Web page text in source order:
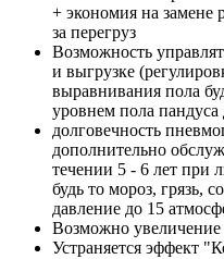
+ экономия на
за перегруз
Возможность
и выгрузке
выравнивания пола
уровнем пола пандуса
долговечность
дополнительно
течении 5 - 6 лет при
будь то мороз, грязь,
давление до 15
Возможно увеличение
Устраняется эффект